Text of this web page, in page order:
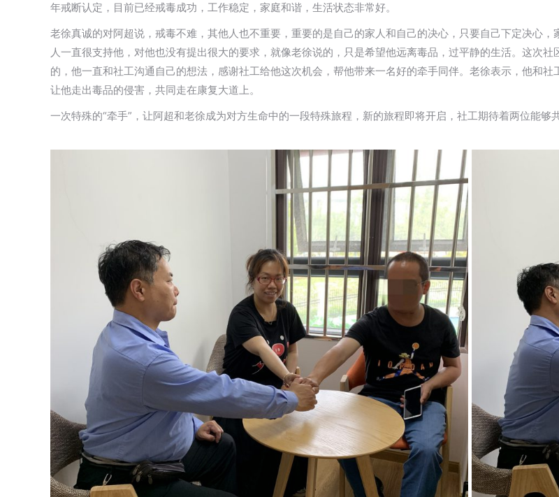
年戒断认定，目前已经戒毒成功，工作稳定，家庭和谐，生活状态非常好。
老徐真诚的对阿超说，戒毒不难，其他人也不重要，重要的是自己的家人和自己的决心，只要自己下定决心
人一直很支持他，对他也没有提出很大的要求，就像老徐说的，只是希望他远离毒品，过平静的生活。这次
的，他一直和社工沟通自己的想法，感谢社工给他这次机会，帮他带来一名好的牵手同伴。老徐表示，他和
让他走出毒品的侵害，共同走在康复大道上。
一次特殊的“牵手”，让阿超和老徐成为对方生命中的一段特殊旅程，新的旅程即将开启，社工期待着两位能够